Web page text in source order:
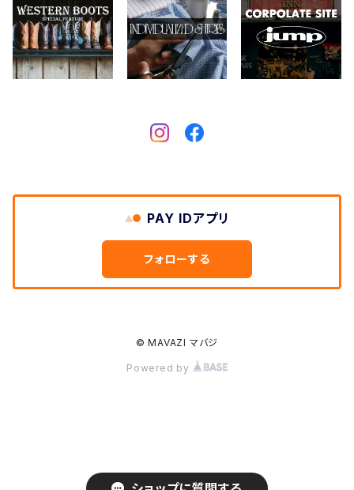
Crescent Down Works
FERNAND LEATHER
Gitman Brothers/Gitman Vintage
PAY IDアプリ
フォローする
© MAVAZI マバジ
Powered by